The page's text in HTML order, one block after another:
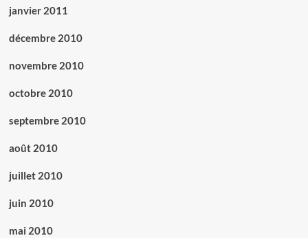
janvier 2011
décembre 2010
novembre 2010
octobre 2010
septembre 2010
août 2010
juillet 2010
juin 2010
mai 2010